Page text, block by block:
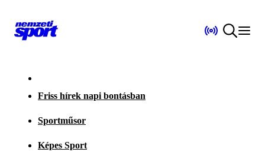
Friss hírek napi bontásban
Sportműsor
Képes Sport